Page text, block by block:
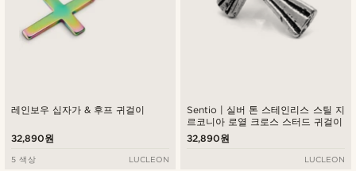
레인보우 십자가 & 후프 귀걸이
32,890원
5 색상 LUCLEON
Sentio | 실버 톤 스테인리스 스틸 지
르코니아 로열 크로스 스터드 귀걸이
32,890원
LUCLEON